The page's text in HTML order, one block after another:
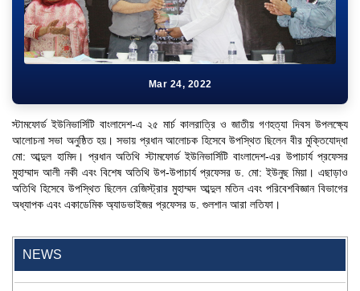
NEWS
"Professional Orientation" course of Batch 72 in the BBA
Jan 26, 2024
'রাজু বিতর্ক অঙ্গন' প্রতিযোগিতায় চ্যাম্পিয়ন স্টামফোর্ড ইউনিভার্সিটি
Mar 24, 2022
স্টামফোর্ড ইউনিভার্সিটি বাংলাদেশ-এ ২৫ মার্চ কালরাত্রি ও জাতীয় গণহত্যা দিবস উপলক্ষ্যে
আলোচনা সভা অনুষ্ঠিত হয়। সভায় প্রধান আলোচক হিসেবে উপস্থিত ছিলেন বীর মুক্তিযোদ্ধা
মো: আব্দুল হামিদ। প্রধান অতিথি স্টামফোর্ড ইউনিভার্সিটি বাংলাদেশ-এর উপাচার্য প্রফেসর
মুহাম্মাদ আলী নকী এবং বিশেষ অতিথি উপ-উপাচার্য প্রফেসর ড. মো: ইউনুছ মিয়া। এছাড়াও
অতিথি হিসেবে উপস্থিত ছিলেন রেজিস্ট্রার মুহাম্মদ আব্দুল মতিন এবং পরিবেশবিজ্ঞান বিভাগের
অধ্যাপক এবং একাডেমিক অ্যাডভাইজর প্রফেসর ড. গুলশান আরা লতিফা।